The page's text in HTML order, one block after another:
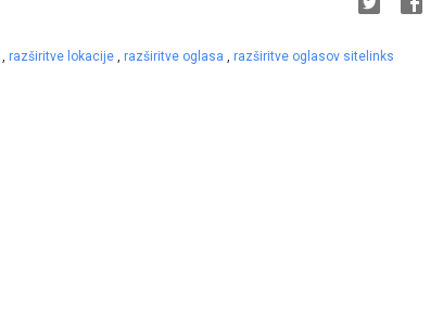
, razširitve lokacije , razširitve oglasa , razširitve oglasov sitelinks